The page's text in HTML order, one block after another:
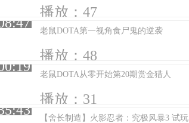
播放：47
老鼠DOTA第一视角食尸鬼的逆袭
播放：48
老鼠DOTA从零开始第20期赏金猎人
播放：31
【舍长制造】火影忍者：究极风暴3 试玩